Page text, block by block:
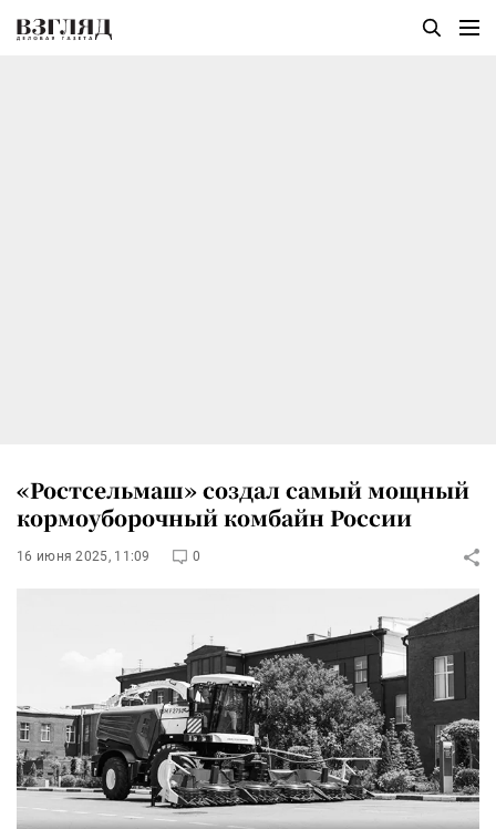
«Ростсельмаш» создал самый мощный
кормоуборочный комбайн России
16 июня 2025, 11:09 0